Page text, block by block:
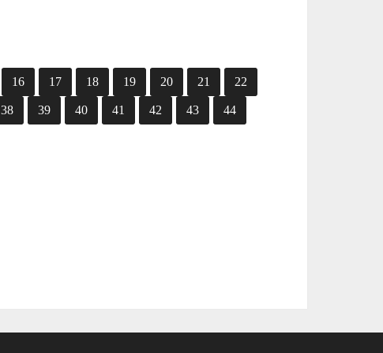
16 17 18 19 20 21 22
38 39 40 41 42 43 44